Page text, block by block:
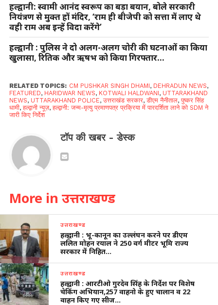
हल्द्वानी: स्वामी आनंद स्वरूप का बड़ा बयान, बोले सरकारी
नियंत्रण से मुक्त हों मंदिर, ‘राम ही बीजेपी को सत्ता में लाए थे
वही राम अब इन्हें विदा करेंगे’
हल्द्वानी : पुलिस ने दो अलग-अलग चोरी की घटनाओं का किया
खुलासा, रितिक और ऋषभ को किया गिरफ्तार…
RELATED TOPICS: CM PUSHKAR SINGH DHAMI, DEHRADUN NEWS,
FEATURED, HARIDWAR NEWS, KOTWALI HALDWANI, UTTARAKHAND
NEWS, UTTARAKHAND POLICE,उत्तराखंड सरकार,डीएम नैनीताल,पुष्कर सिंह
धामी,हल्द्वानी न्यूज़,हल्द्वानी: जन्म-मृत्यु प्रमाणपत्र प्रक्रिया में पारदर्शिता लाने को SDM ने
जारी किए निर्देश
टॉप की खबर - डेस्क
More in उत्तराखण्ड
उत्तराखण्ड
हल्द्वानी : भू-कानून का उल्लंघन करने पर डीएम
ललित मोहन रयाल ने 250 वर्ग मीटर भूमि राज्य
सरकार में निहित…
उत्तराखण्ड
हल्द्वानी : आरटीओ गुरदेव सिंह के निर्देश पर विशेष
चेकिंग अभियान,257 वाहनो के हुए चालान व 22
वाहन किए गए सीज…